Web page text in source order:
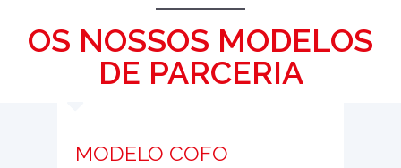
OS NOSSOS MODELOS
DE PARCERIA
MODELO COFO